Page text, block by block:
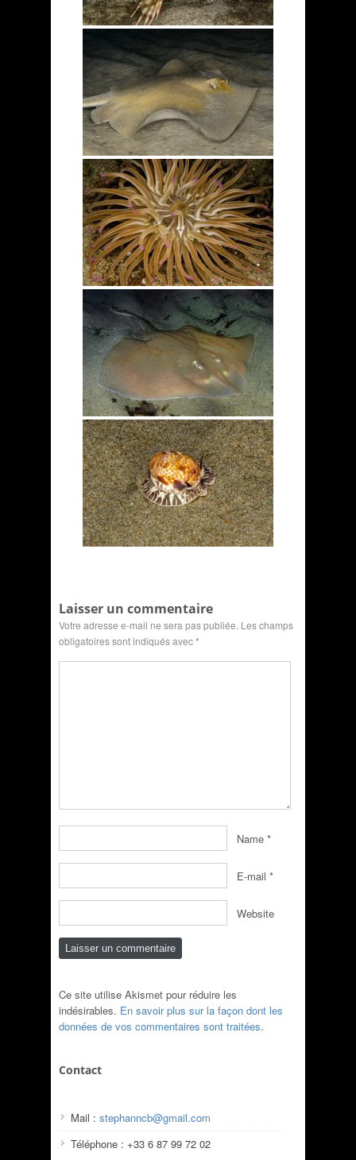
Laisser un commentaire
Votre adresse e-mail ne sera pas publiée. Les champs
obligatoires sont indiqués avec*
Name *
E-mail *
Website
Ce site utilise Akismet pour réduire les
indésirables. En savoir plus sur la façon dont les
données de vos commentaires sont traitées.
Contact
Mail : stephanncb@gmail.com
Téléphone : +33 6 87 99 72 02